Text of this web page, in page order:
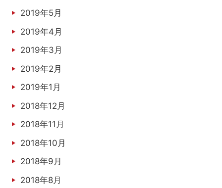
2019年5月
2019年4月
2019年3月
2019年2月
2019年1月
2018年12月
2018年11月
2018年10月
2018年9月
2018年8月